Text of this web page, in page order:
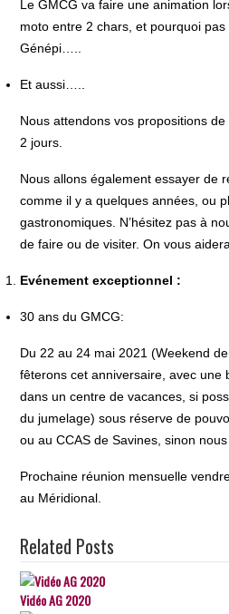
Le GMCG va faire une animation
moto entre 2 chars, et pourquoi
Génépi…..
Et aussi…..
Nous attendons vos propositions
2 jours.
Nous allons également essayer de
comme il y a quelques années, ou
gastronomiques. N’hésitez pas à
de faire ou de visiter. On vous
Evénement exceptionnel :
30 ans du GMCG:
Du 22 au 24 mai 2021 (Weekend
fêterons cet anniversaire, avec une
dans un centre de vacances, si
du jumelage) sous réserve de
ou au CCAS de Savines, sinon
Prochaine réunion mensuelle
au Méridional.
Related Posts
Vidéo AG 2020